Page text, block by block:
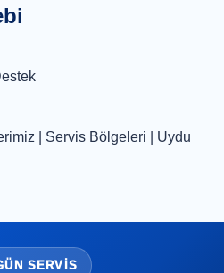
Servis Bölgeleri
Uydu
SERVIS